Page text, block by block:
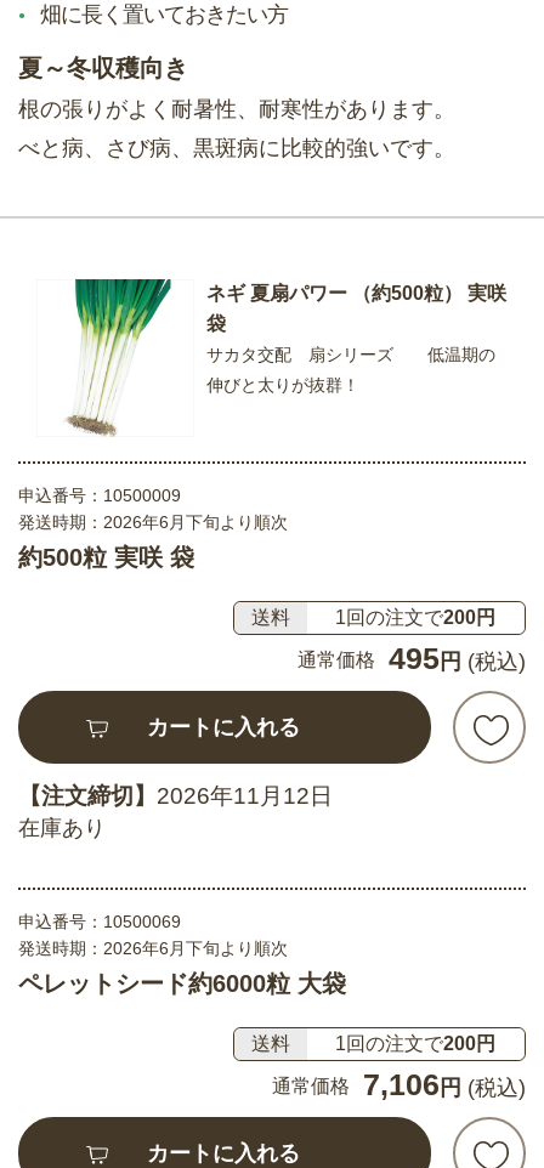
畑に長く置いておきたい方
夏～冬収穫向き
根の張りがよく耐暑性、耐寒性があります。
べと病、さび病、黒斑病に比較的強いです。
ネギ 夏扇パワー （約500粒） 実咲
袋
サカタ交配 扇シリーズ 低温期の
伸びと太りが抜群！
申込番号： 10500009
発送時期：2026年6月下旬より順次
約500粒 実咲 袋
送料 1回の注文で200円
通常価格 495 円 (税込)
カートに入れる
【注文締切】 2026年11月12日
在庫あり
申込番号： 10500069
発送時期：2026年6月下旬より順次
ペレットシード約6000粒 大袋
送料 1回の注文で200円
通常価格 7,106 円 (税込)
カートに入れる